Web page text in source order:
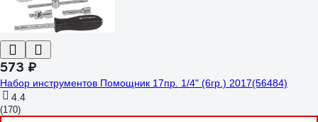
573 ₽
Набор инструментов Помощник 17пр. 1/4" (6гр.) 2017(56484)
4.4
(170)